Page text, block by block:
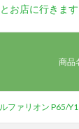
お店に行きます
商品
ファリオン P65/